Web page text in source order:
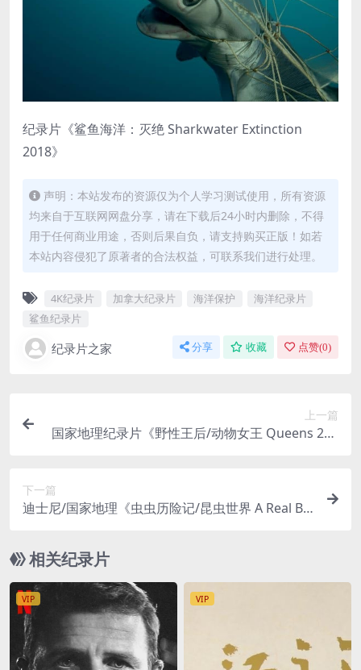
纪录片《鲨鱼海洋：灭绝 Sharkwater Extinction
2018》
声明：本站发布的资源仅为个人学习测试使用，所有资源
均来自于互联网网盘分享，请在下载后24小时内删除，不得
用于任何商业用途，否则后果自负，请支持购买正版！如若
本站内容侵犯了原著者的合法权益，可联系我们进行处理。
4K纪录片 加拿大纪录片 海洋保护
海洋纪录片
鲨鱼纪录片
纪录片之家 分享 收藏 点赞(0)
上一篇
国家地理纪录片《野性王后/动物女王 Queens 202
下一篇
迪士尼/国家地理《虫虫历险记/昆虫世界 A Real Bu
纯净版 4K超清/2160P/MKV/15.6G
相关纪录片
VIP VIP